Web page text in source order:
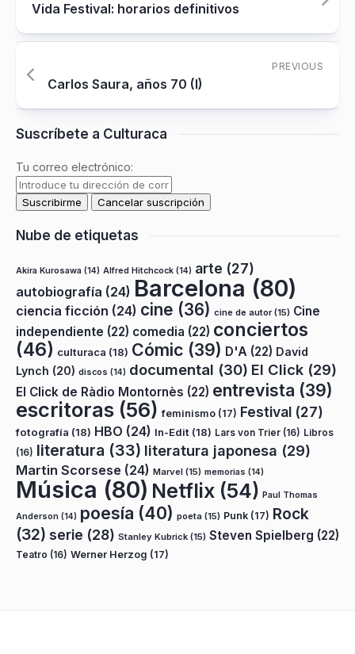
Vida Festival: horarios definitivos
PREVIOUS
Carlos Saura, años 70 (I)
Suscríbete a Culturaca
Tu correo electrónico:
Nube de etiquetas
Akira Kurosawa (14) Alfred Hitchcock (14) arte (27)
autobiografía (24) Barcelona (80)
ciencia ficción (24) cine (36) cine de autor(15) Cine
independiente (22) comedia (22) conciertos
(46) culturaca (18) Cómic (39) D'A (22) David
Lynch (20) discos (14) documental (30) El Click (29)
El Click de Ràdio Montornès (22) entrevista (39)
escritoras (56) feminismo (17) Festival (27)
fotografía (18) HBO (24) In-Edit (18) Lars von Trier (16) Libros
(16) literatura (33) literatura japonesa (29)
Martin Scorsese (24) Marvel (15) memorias (14)
Música (80) Netflix (54) Paul Thomas
Anderson (14) poesía (40) poeta (15) Punk (17) Rock
(32) serie (28) Stanley Kubrick (15) Steven Spielberg (22)
Teatro (16) Werner Herzog (17)